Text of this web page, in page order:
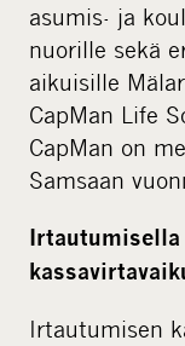
asumis- ja
nuorille sekä
aikuisille
CapMan Life
CapMan on
Samsaan
Irtautumisen